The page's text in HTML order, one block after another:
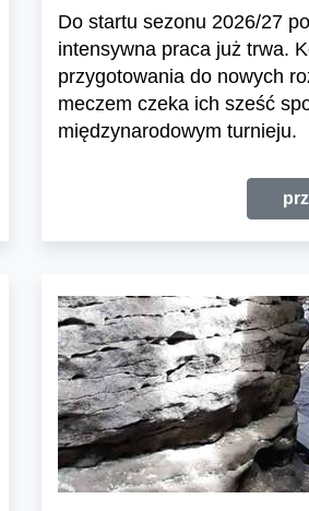
Do startu sezonu 2026/27
intensywna praca już trwa.
przygotowania do nowych
meczem czeka ich sześć
międzynarodowym turnieju.